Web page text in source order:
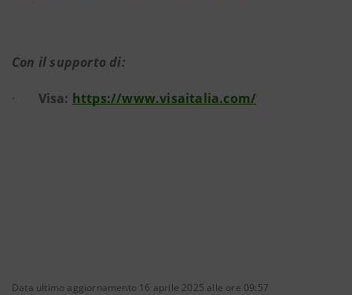
Con il supporto di:
· Visa: https://www.visaitalia.com/
Data ultimo aggiornamento 16 aprile 2025 alle ore 09:57